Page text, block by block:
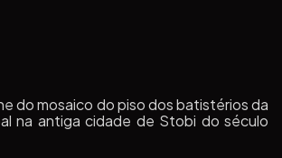
do mosaico do piso dos batistérios da
na antiga cidade de Stobi do século